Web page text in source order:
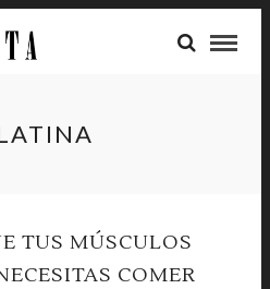
TUS MÚSCULOS
COMER